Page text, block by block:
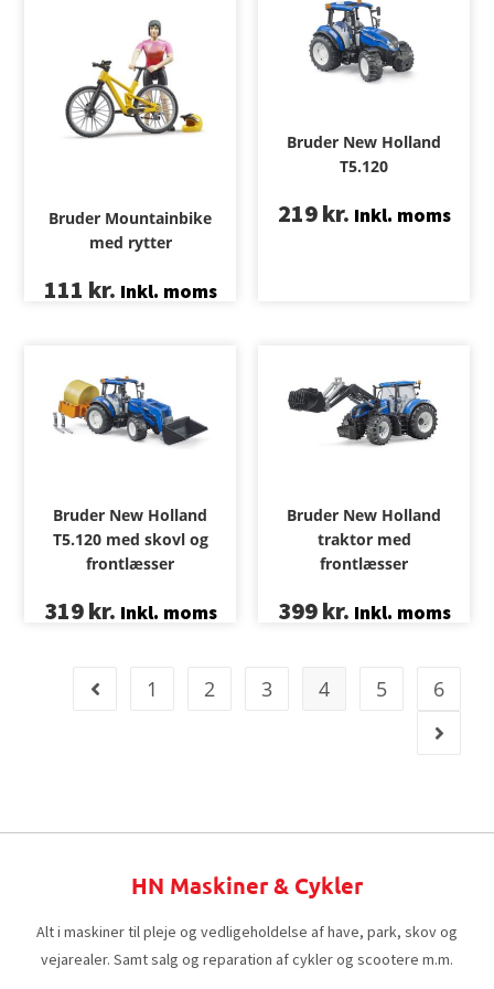
Bruder Mountainbike
med rytter
111 kr. Inkl. moms
Bruder New Holland
T5.120
219kr. Inkl. moms
Bruder New Holland
T5.120 med skovl og
frontlæsser
319kr. Inkl. moms
Bruder New Holland
traktor med
frontlæsser
399kr. Inkl. moms
1 2 3 4 5 6
HN Maskiner & Cykler
Alt i maskiner til pleje og vedligeholdelse af have, park, skov og
vejarealer. Samt salg og reparation af cykler og scootere m.m.